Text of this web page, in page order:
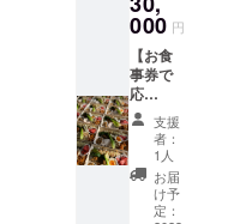
ルギー
の方は
相応の
物をご
用意い
たしま
す。) ③
お礼の
メール
とス
テッ
③オー
プニン
グパー
ティー
招待券
×1枚(1
枚につ
き大人1
名・小
学生以
下のお
いお名
前を備
考欄に
ご記入
くださ
い。 (匿
名・会
社名可
です) ②
お礼の
メール
000 円
【お食
事券で
応
援！！
】 ①お
食事券
30000
円分
(500円
支援
者：
1人
お届
け予
定：